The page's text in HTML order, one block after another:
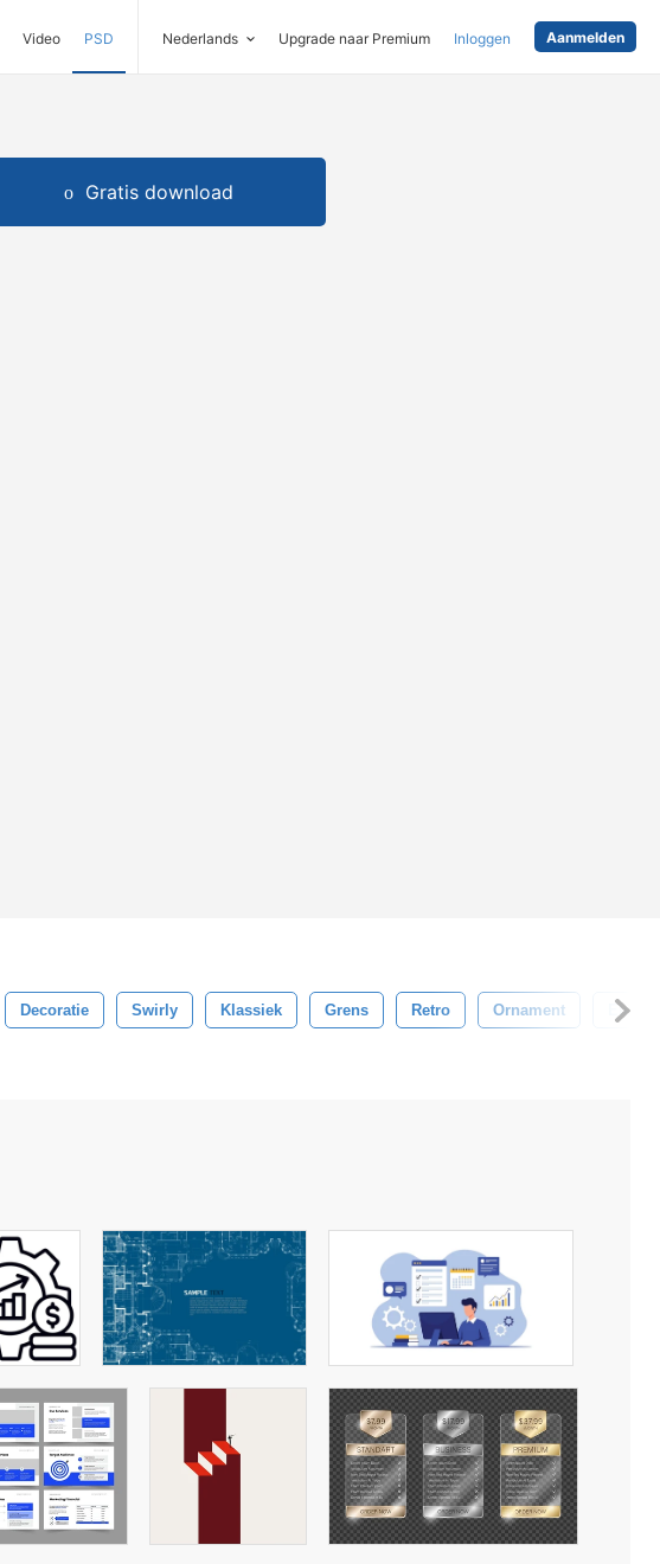
Video PSD Nederlands Upgrade naar Premium Inloggen Aanmelden
Gratis download
Decoratie Swirly Klassiek Grens Retro Ornament